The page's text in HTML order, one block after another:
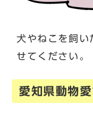
犬やねこを飼い
せてください。
愛知県動物